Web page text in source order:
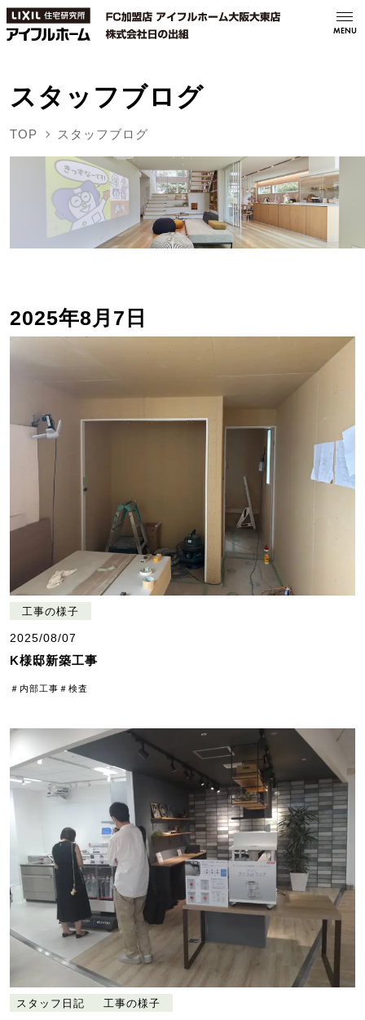
MENU
スタッフブログ
TOP スタッフブログ
2025年8月7日
工事の様子
2025/08/07
K様邸新築工事
＃内部工事 ＃検査
スタッフ日記 工事の様子